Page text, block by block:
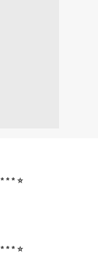
⭐ * * * * QUINTÉ DU 7 AOÛT 2026 * * * * ⭐
⭐ * * * * QUINTÉ DU 6 AOÛT 2026 * * * * ⭐